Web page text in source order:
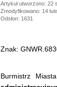
Artykuł utworzono: 22
Zmodyfikowano: 14
Odsłon: 1631
Znak:
Burmistrz